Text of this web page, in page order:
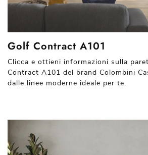
Golf Contract A101
Clicca e ottieni informazioni sulla
Contract A101 del brand Colombini
dalle linee moderne ideale per te.